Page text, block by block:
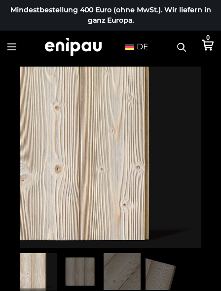
Mindestbestellung 400 Euro (ohne MwSt.). Wir liefern in
ganz Europa.
DE
0